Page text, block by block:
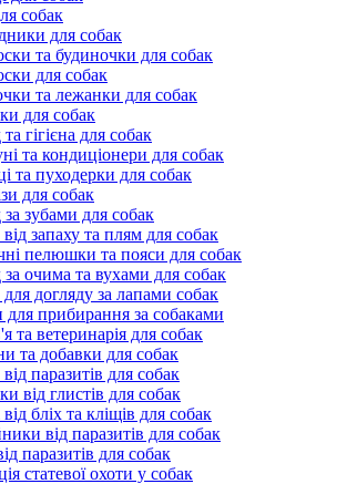
собак
для собак
та будиночки для собак
для собак
та лежанки для собак
для собак
гігієна для собак
та кондиціонери для собак
та пуходерки для собак
для собак
за зубами для собак
запаху та плям для собак
пелюшки та пояси для собак
за очима та вухами для собак
догляду за лапами собак
для прибирання за собаками
та ветеринарія для собак
та добавки для собак
паразитів для собак
від глистів для собак
бліх та кліщів для собак
від паразитів для собак
паразитів для собак
статевої охоти у собак